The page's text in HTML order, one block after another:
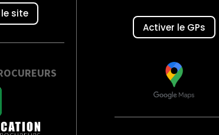
site
Activer le GPs